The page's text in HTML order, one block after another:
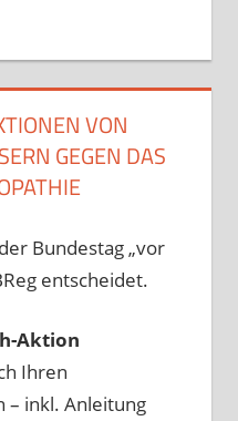
VON
GEGEN DAS
Bundestag „vor
entscheidet.
Aktion
Ihren
– inkl. Anleitung